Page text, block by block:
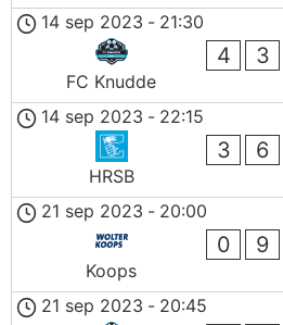
14 sep 2023 - 21:30
FC Knudde
4 3
14 sep 2023 - 22:15
HRSB
3 6
21 sep 2023 - 20:00
Koops
0 9
21 sep 2023 - 20:45